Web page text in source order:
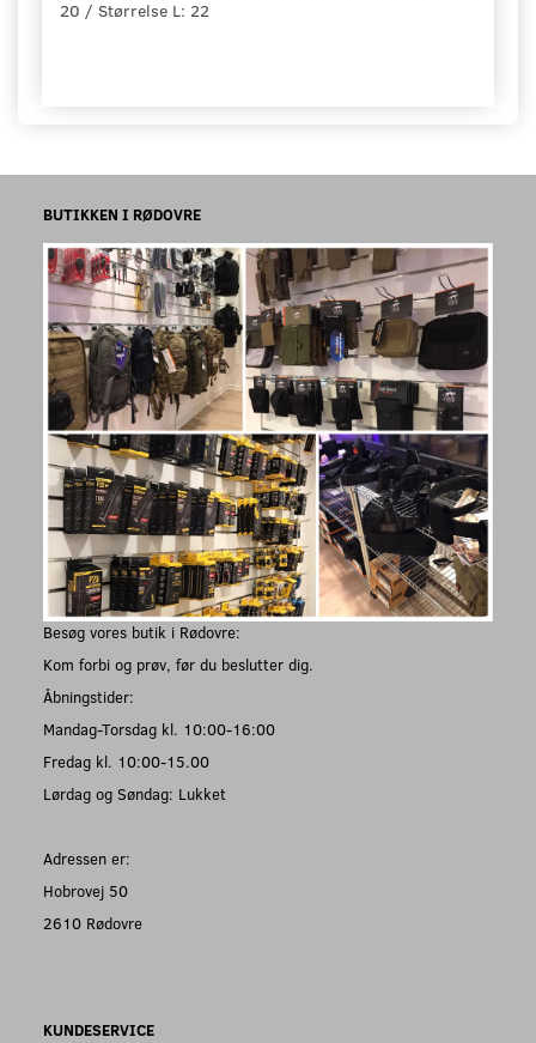
20 / Størrelse L: 22
BUTIKKEN I RØDOVRE
Besøg vores butik i Rødovre:
Kom forbi og prøv, før du beslutter dig.
Åbningstider:
Mandag-Torsdag kl. 10:00-16:00
Fredag kl. 10:00-15.00
Lørdag og Søndag: Lukket
Adressen er:
Hobrovej 50
2610 Rødovre
KUNDESERVICE